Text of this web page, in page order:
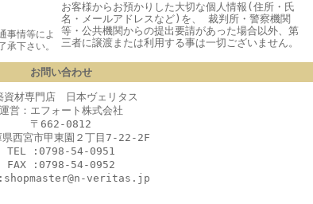
事情等によ
下さい。
お客様からお預かりした大切な個人情報(住所・氏
名・メールアドレスなど)を、 裁判所・警察機関
等・公共機関からの提出要請があった場合以外、第
三者に譲渡または利用する事は一切ございません。
お問い合わせ
資材専門店 日本ヴェリタス
運営：エフォート株式会社
〒662-0812
西宮市甲東園２丁目7-22-2F
TEL :0798-54-0951
FAX :0798-54-0952
veritas.jp